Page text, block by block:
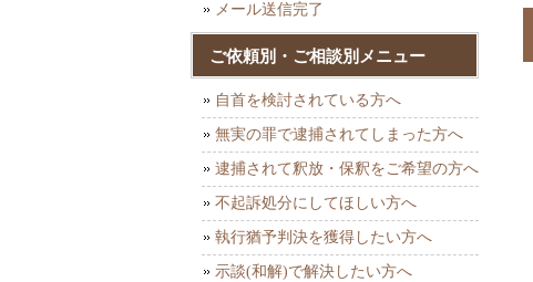
メール送信完了
ご依頼別・ご相談別メニュー
自首を検討されている方へ
無実の罪で逮捕されてしまった方へ
逮捕されて釈放・保釈をご希望の方へ
不起訴処分にしてほしい方へ
執行猶予判決を獲得したい方へ
示談(和解)で解決したい方へ